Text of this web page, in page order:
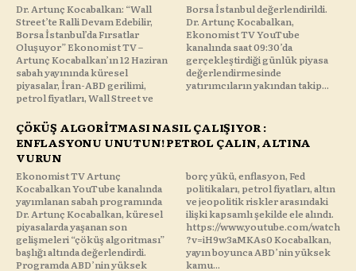
Dr. Artunç Kocabalkan: “Wall
Street’te Ralli Devam Edebilir,
Borsa İstanbul’da Fırsatlar
Oluşuyor” Ekonomist TV –
Artunç Kocabalkan’ın 12 Haziran
sabah yayınında küresel
piyasalar, İran-ABD gerilimi,
petrol fiyatları, Wall Street ve
Borsa İstanbul değerlendirildi.
Dr. Artunç Kocabalkan,
Ekonomist TV YouTube
kanalında saat 09:30’da
gerçekleştirdiği günlük piyasa
değerlendirmesinde
yatırımcıların yakından takip...
ÇÖKÜŞ ALGORİTMASI NASIL ÇALIŞIYOR :
ENFLASYONU UNUTUN! PETROL ÇALIN, ALTINA
VURUN
Ekonomist TV Artunç
Kocabalkan YouTube kanalında
yayımlanan sabah programında
Dr. Artunç Kocabalkan, küresel
piyasalarda yaşanan son
gelişmeleri “çöküş algoritması”
başlığı altında değerlendirdi.
Programda ABD’nin yüksek
borç yükü, enflasyon, Fed
politikaları, petrol fiyatları, altın
ve jeopolitik riskler arasındaki
ilişki kapsamlı şekilde ele alındı.
https://www.youtube.com/watch
?v=iH9w3aMKAs0 Kocabalkan,
yayın boyunca ABD’nin yüksek
kamu...